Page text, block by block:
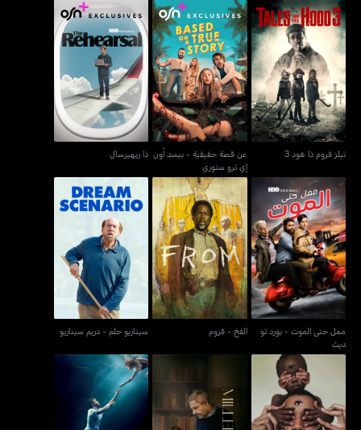
تيلز فروم ذا هود 3
تيلز فروم ذا هود 3
عن قصة حقيقية - بيسد
أون إي ترو ستوري
عن قصة حقيقية - بيسد أون
إي ترو ستوري
ذا ريهيرسال
ذا ريهيرسال
ممل حتى الموت - بورد تو
ديث
ممل حتى الموت - بورد تو
ديث
الفخ - فروم
الفخ - فروم
سيناريو حلم - دريم سيناريو
سيناريو حلم - دريم سيناريو
راندوم أكتس أوف فلاينيس ميلرز غيرل ذا ليفتاوفرز